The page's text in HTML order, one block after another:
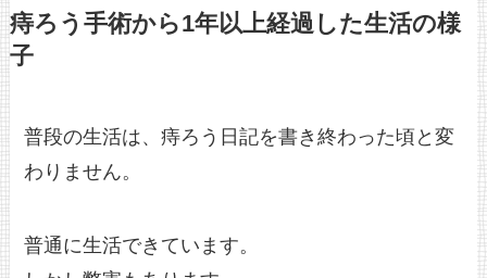
痔ろう手術から1年以上経過した生活の様
子
普段の生活は、痔ろう日記を書き終わった頃と変
わりません。
普通に生活できています。